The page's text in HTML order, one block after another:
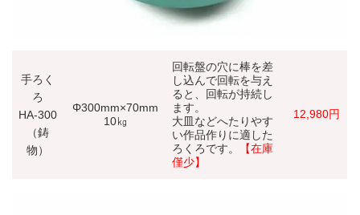
手ろく
ろ
HA-300
（鋳
物）
Φ300mm×70mm
10㎏
回転盤の穴に棒を差
し込んで回転を与え
ると、回転が持続し
ます。
大皿などへたりやす
い作品作りに適した
ろくろです。
【在庫
僅少】
12,980円